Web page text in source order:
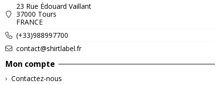
23 Rue Édouard Vaillant
37000 Tours
FRANCE
(+33)988997700
contact@shirtlabel.fr
Mon compte
Contactez-nous